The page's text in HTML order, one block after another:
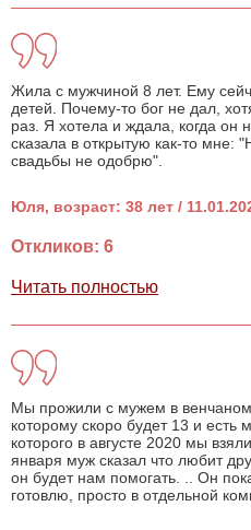
Жила с мужчиной 8 лет. Ему
детей. Почему-то бог не дал,
раз. Я хотела и ждала, когда он
сказала в открытую как-то мне:
свадьбы не одобрю".
Юля, возраст: 38 лет /
Откликов: 6
Читать полностью
Mы прожили с мужем в
которому скоро будет 13 и есть
которого в августе 2020 мы
января муж сказал что любит
он будет нам помогать. .. Он
готовлю, просто в отдельной